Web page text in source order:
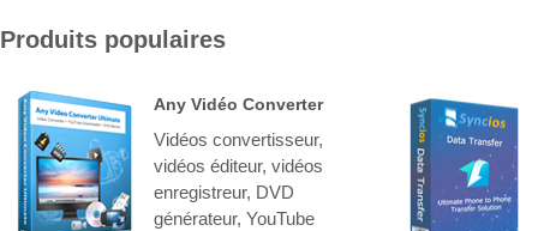
Produits populaires
Any Vidéo Converter
Vidéos convertisseur,
vidéos éditeur, vidéos
enregistreur, DVD
générateur, YouTube